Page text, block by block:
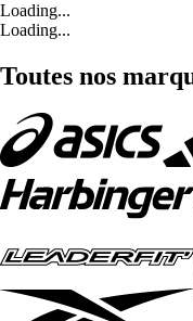
Loading...
Loading...
Toutes nos